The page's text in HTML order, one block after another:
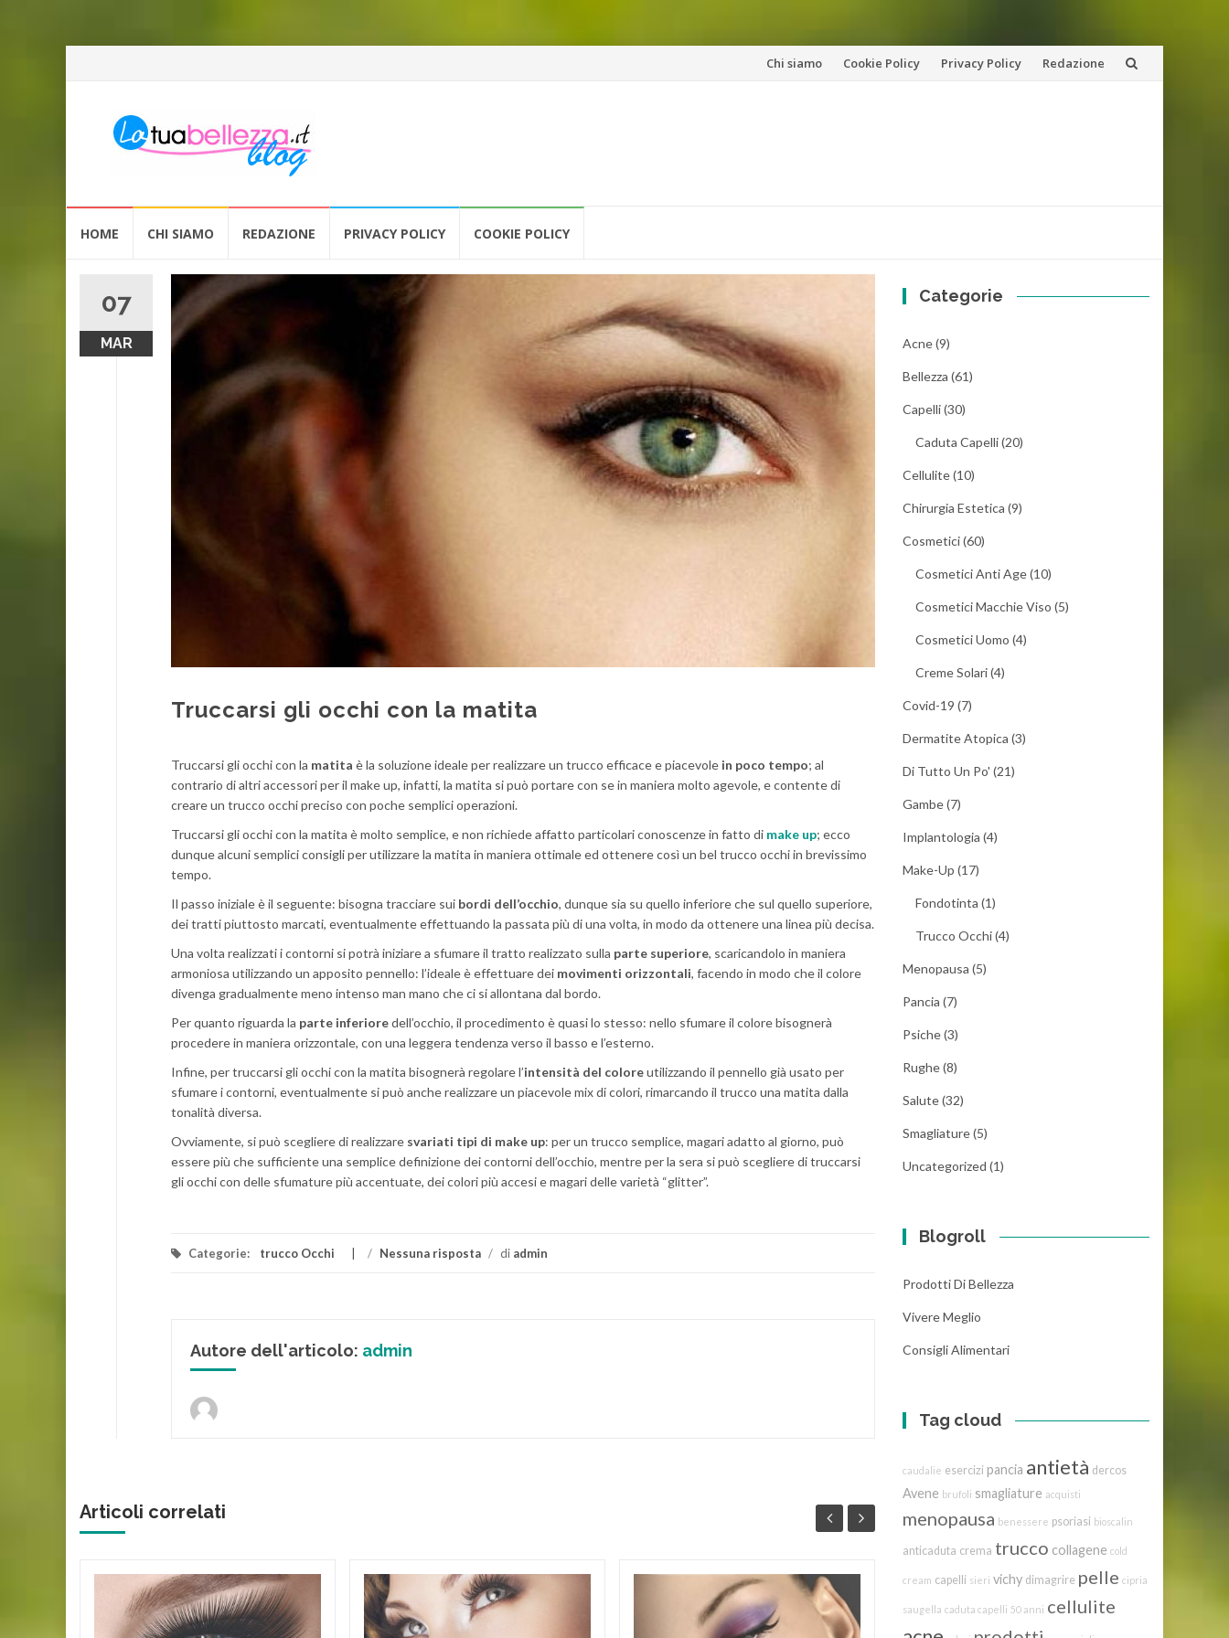
Vai
Chi siamo Cookie Policy Privacy Policy Redazione
HOME CHI SIAMO REDAZIONE PRIVACY POLICY COOKIE POLICY
07
MAR
Truccarsi gli occhi con la matita
Truccarsi gli occhi con la matita è la soluzione ideale per realizzare un trucco efficace e piacevole in poco tempo; al
contrario di altri accessori per il make up, infatti, la matita si può portare con se in maniera molto agevole, e contente di
creare un trucco occhi preciso con poche semplici operazioni.
Truccarsi gli occhi con la matita è molto semplice, e non richiede affatto particolari conoscenze in fatto di make up; ecco
dunque alcuni semplici consigli per utilizzare la matita in maniera ottimale ed ottenere così un bel trucco occhi in brevissimo
tempo.
Il passo iniziale è il seguente: bisogna tracciare sui bordi dell’occhio, dunque sia su quello inferiore che sul quello superiore,
dei tratti piuttosto marcati, eventualmente effettuando la passata più di una volta, in modo da ottenere una linea più decisa.
Una volta realizzati i contorni si potrà iniziare a sfumare il tratto realizzato sulla parte superiore, scaricandolo in maniera
armoniosa utilizzando un apposito pennello: l’ideale è effettuare dei movimenti orizzontali, facendo in modo che il colore
divenga gradualmente meno intenso man mano che ci si allontana dal bordo.
Per quanto riguarda la parte inferioredell’occhio, il procedimento è quasi lo stesso: nello sfumare il colore bisognerà
procedere in maniera orizzontale, con una leggera tendenza verso il basso e l’esterno.
Infine, per truccarsi gli occhi con la matita bisognerà regolare l’intensità del coloreutilizzando il pennello già usato per
sfumare i contorni, eventualmente si può anche realizzare un piacevole mix di colori, rimarcando il trucco una matita dalla
tonalità diversa.
Ovviamente, si può scegliere di realizzare svariati tipi di make up: per un trucco semplice, magari adatto al giorno, può
essere più che sufficiente una semplice definizione dei contorni dell’occhio, mentre per la sera si può scegliere di truccarsi
gli occhi con delle sfumature più accentuate, dei colori più accesi e magari delle varietà “glitter”.
Categorie: trucco Occhi / Nessuna risposta / di admin
Autore dell'articolo: admin
Articoli correlati
Categorie
Acne(9)
Bellezza (61)
Capelli(30)
Caduta Capelli(20)
Cellulite(10)
Chirurgia Estetica (9)
Cosmetici(60)
Cosmetici Anti Age(10)
Cosmetici Macchie Viso (5)
Cosmetici Uomo (4)
Creme Solari(4)
Covid-19 (7)
Dermatite Atopica (3)
Di Tutto Un Po' (21)
Gambe(7)
Implantologia (4)
Make-Up (17)
Fondotinta (1)
Trucco Occhi(4)
Menopausa (5)
Pancia (7)
Psiche(3)
Rughe(8)
Salute(32)
Smagliature(5)
Uncategorized (1)
Blogroll
Prodotti Di Bellezza
Vivere Meglio
Consigli Alimentari
Tag cloud
caudalie esercizi pancia antietà dercos
Avene brufoli smagliature acquisti
menopausa benessere psoriasi bioscalin
anticaduta crema trucco collagene cold
cream capelli sieri vichy dimagrire pelle cipria
saugella caduta capelli 50 anni cellulite